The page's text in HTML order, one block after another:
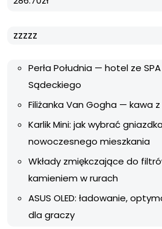
zzzzz
Perła Południa — hotel ze
Sądeckiego
Filiżanka Van Gogha — kawa
Karlik Mini: jak wybrać
nowoczesnego mieszkania
Wkłady zmiękczające do
kamieniem w rurach
ASUS OLED: ładowanie,
dla graczy